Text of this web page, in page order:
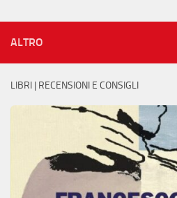
ALTRO
LIBRI | RECENSIONI E CONSIGLI